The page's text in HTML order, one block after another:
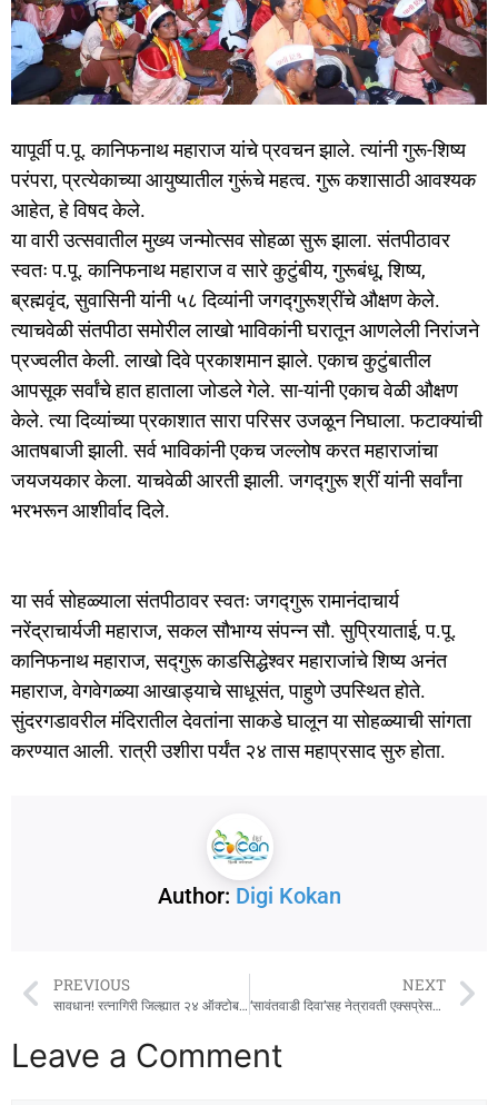
यापूर्वी प.पू. कानिफनाथ महाराज यांचे प्रवचन झाले. त्यांनी गुरू-शिष्य
परंपरा, प्रत्येकाच्या आयुष्यातील गुरूंचे महत्व. गुरू कशासाठी आवश्यक
आहेत, हे विषद केले.
या वारी उत्सवातील मुख्य जन्मोत्सव सोहळा सुरू झाला. संतपीठावर
स्वतः प.पू. कानिफनाथ महाराज व सारे कुटुंबीय, गुरूबंधू, शिष्य,
ब्रह्मवृंद, सुवासिनी यांनी ५८ दिव्यांनी जगद्गुरूश्रींचे औक्षण केले.
त्याचवेळी संतपीठा समोरील लाखो भाविकांनी घरातून आणलेली निरांजने
प्रज्वलीत केली. लाखो दिवे प्रकाशमान झाले. एकाच कुटुंबातील
आपसूक सर्वांचे हात हाताला जोडले गेले. सा-यांनी एकाच वेळी औक्षण
केले. त्या दिव्यांच्या प्रकाशात सारा परिसर उजळून निघाला. फटाक्यांची
आतषबाजी झाली. सर्व भाविकांनी एकच जल्लोष करत महाराजांचा
जयजयकार केला. याचवेळी आरती झाली. जगद्गुरू श्रीं यांनी सर्वांना
भरभरून आशीर्वाद दिले.
या सर्व सोहळ्याला संतपीठावर स्वतः जगद्गुरू रामानंदाचार्य
नरेंद्राचार्यजी महाराज, सकल सौभाग्य संपन्न सौ. सुप्रियाताई, प.पू.
कानिफनाथ महाराज, सद्गुरू काडसिद्धेश्वर महाराजांचे शिष्य अनंत
महाराज, वेगवेगळ्या आखाड्याचे साधूसंत, पाहुणे उपस्थित होते.
सुंदरगडावरील मंदिरातील देवतांना साकडे घालून या सोहळ्याची सांगता
करण्यात आली. रात्री उशीरा पर्यंत २४ तास महाप्रसाद सुरु होता.
Author: Digi Kokan
PREVIOUS
सावधान! रत्नागिरी जिल्ह्यात २४ ऑक्टोबरपर्यंत वादळी वारे, विजांच्या कडकडाटासह पावसाचा इशारा
NEXT
‘सावंतवाडी दिवा’सह नेत्रावती एक्सप्रेसच्या वेळेत १ नोव्हेंबरपासून बदल
Leave a Comment